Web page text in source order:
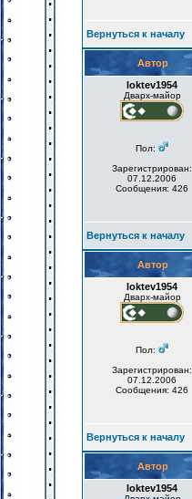
Вернуться к началу
Автор
loktev1954
Дварх-майор
Пол:
Зарегистрирован:
07.12.2006
Сообщения: 426
Вернуться к началу
Автор
loktev1954
Дварх-майор
Пол:
Зарегистрирован:
07.12.2006
Сообщения: 426
Вернуться к началу
Автор
loktev1954